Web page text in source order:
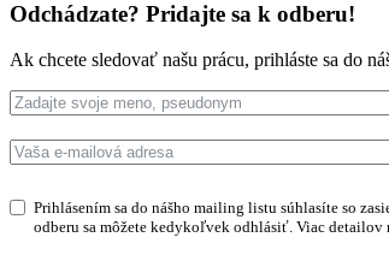
Odchádzate? Pridajte sa k odberu!
Ak chcete sledovať našu prácu, prihláste sa do
Prihlásením sa do nášho mailing listu súhlasíte so
odberu sa môžete kedykoľvek odhlásiť. Viac detailov